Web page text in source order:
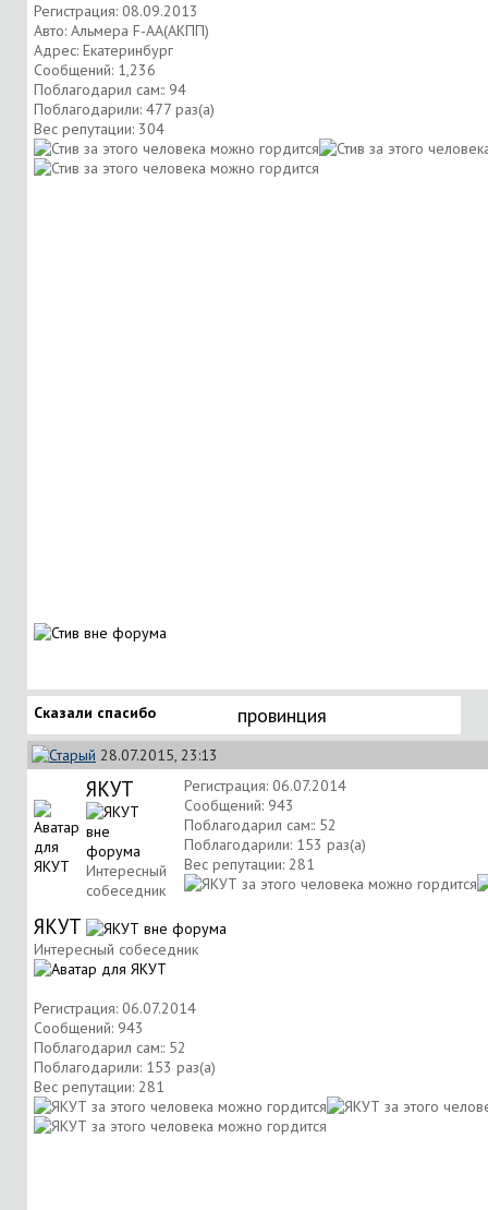
Регистрация: 08.09.2013
Авто: Альмера F-AA(АКПП)
Адрес: Екатеринбург
Сообщений: 1,236
Поблагодарил сам:: 94
Поблагодарили: 477 раз(а)
Вес репутации: 304
Сказали спасибо провинция
28.07.2015, 23:13
ЯКУТ
Интересный
собеседник
Регистрация: 06.07.2014
Сообщений: 943
Поблагодарил сам:: 52
Поблагодарили: 153 раз(а)
Вес репутации: 281
ЯКУТ
Интересный собеседник
Регистрация: 06.07.2014
Сообщений: 943
Поблагодарил сам:: 52
Поблагодарили: 153 раз(а)
Вес репутации: 281